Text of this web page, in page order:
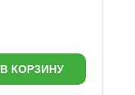
В КОРЗИНУ